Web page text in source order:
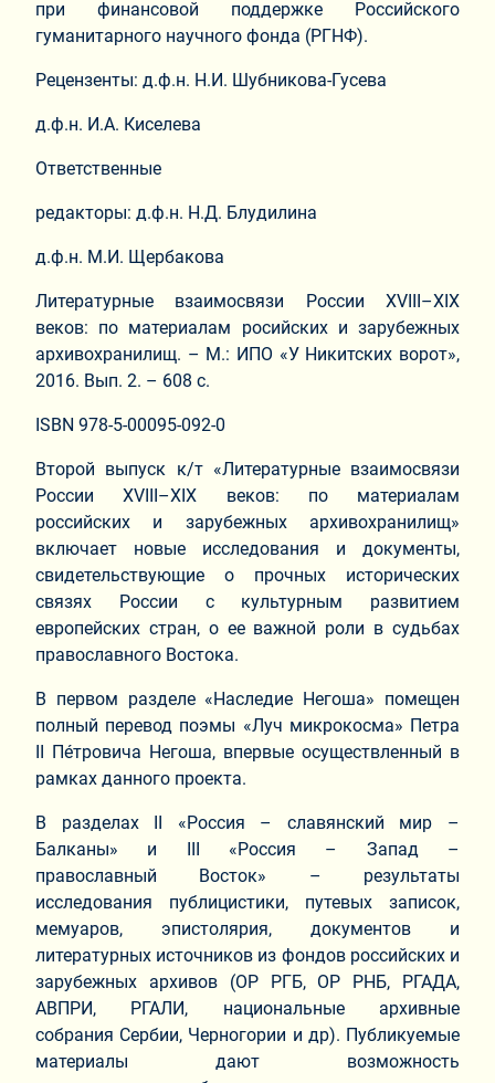
при финансовой поддержке Российского
гуманитарного научного фонда (РГНФ).
Рецензенты: д.ф.н. Н.И. Шубникова-Гусева
д.ф.н. И.А. Киселева
Ответственные
редакторы: д.ф.н. Н.Д. Блудилина
д.ф.н. М.И. Щербакова
Литературные взаимосвязи России XVIII–XIX
веков: по материалам росийских и зарубежных
архивохранилищ. – М.: ИПО «У Никитских ворот»,
2016. Вып. 2. – 608 с.
ISBN 978-5-00095-092-0
Второй выпуск к/т «Литературные взаимосвязи
России XVIII–XIX веков: по материалам
российских и зарубежных архивохранилищ»
включает новые исследования и документы,
свидетельствующие о прочных исторических
связях России с культурным развитием
европейских стран, о ее важной роли в судьбах
православного Востока.
В первом разделе «Наследие Негоша» помещен
полный перевод поэмы «Луч микрокосма» Петра
II Пéтровича Негоша, впервые осуществленный в
рамках данного проекта.
В разделах II «Россия – славянский мир –
Балканы» и III «Россия – Запад –
православный Восток» – результаты
исследования публицистики, путевых записок,
мемуаров, эпистолярия, документов и
литературных источников из фондов российских и
зарубежных архивов (ОР РГБ, ОР РНБ, РГАДА,
АВПРИ, РГАЛИ, национальные архивные
собрания Сербии, Черногории и др). Публикуемые
материалы дают возможность